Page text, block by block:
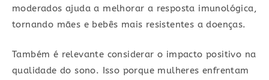
moderados ajuda a melhorar a resposta imunológica,
tornando mães e bebês mais resistentes a doenças.
Também é relevante considerar o impacto positivo na
qualidade do sono. Isso porque mulheres enfrentam